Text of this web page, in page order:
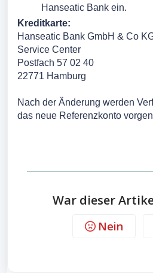
Hanseatic Bank ein.
Kreditkarte:
Hanseatic Bank GmbH & Co
Service Center
Postfach 57 02 40
22771 Hamburg
Nach der Änderung werden
das neue Referenzkonto
War dieser
Nein